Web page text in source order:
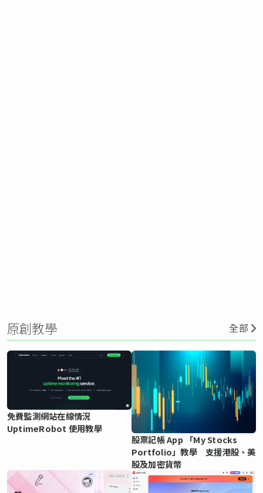
原創教學 全部
免費監測網站在線情況
UptimeRobot 使用教學
股票記帳 App 「My Stocks
Portfolio」教學 支援港股、美
股及加密貨幣